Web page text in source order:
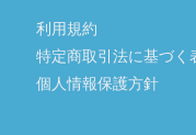
利用規約
特定商取引法に基づく
個人情報保護方針